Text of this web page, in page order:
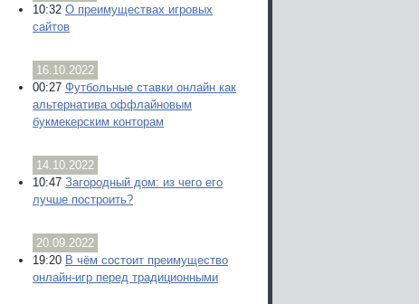
10:32 О преимуществах игровых
сайтов
16.10.2022
00:27 Футбольные ставки онлайн как
альтернатива оффлайновым
букмекерским конторам
14.10.2022
10:47 Загородный дом: из чего его
лучше построить?
20.09.2022
19:20 В чём состоит преимущество
онлайн-игр перед традиционными